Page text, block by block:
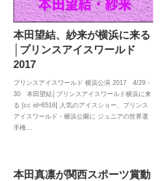
本田望結、紗来が横浜に来る
│プリンスアイスワールド
2017
プリンスアイスワールド 横浜公演 2017 4/29・
30 本田望結│プリンスアイスワールド横浜に来
る [cc id=6516] 人気のアイスショー、プリンス
アイスワールド・横浜公園に ジュニアの世界選
手権…
本田真凛が関西スポーツ賞動